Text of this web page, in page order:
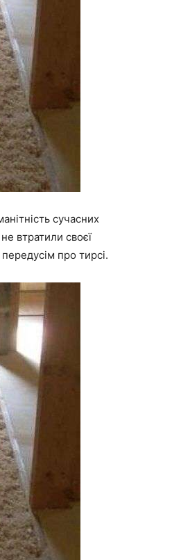
сучасних
втратили своєї
про тирсі.